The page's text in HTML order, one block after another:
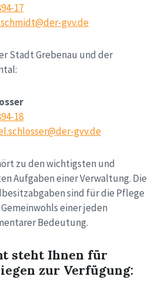
17
gvv.de
Stadt Grebenau und der
18
gvv.de
zu den wichtigsten und
Aufgaben einer Verwaltung. Die
sind für die Pflege
einer jeden
Bedeutung.
steht Ihnen für
zur Verfügung: